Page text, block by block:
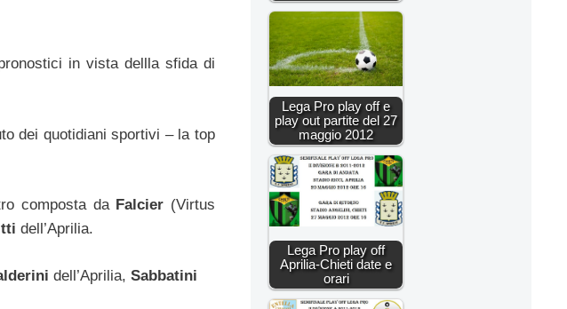
in vista dellla sfida di
dei quotidiani sportivi – la top
composta da Falcier (Virtus
dell’Aprilia.
dell’Aprilia, Sabbatini
Lega Pro play off e
play out partite del 27
maggio 2012
Lega Pro play off
Aprilia-Chieti date e
orari